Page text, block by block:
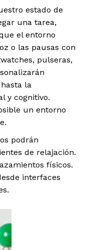
estado de
una tarea,
el entorno
o las pausas con
pulseras,
la
y cognitivo.
un entorno
podrán
de relajación.
físicos.
interfaces